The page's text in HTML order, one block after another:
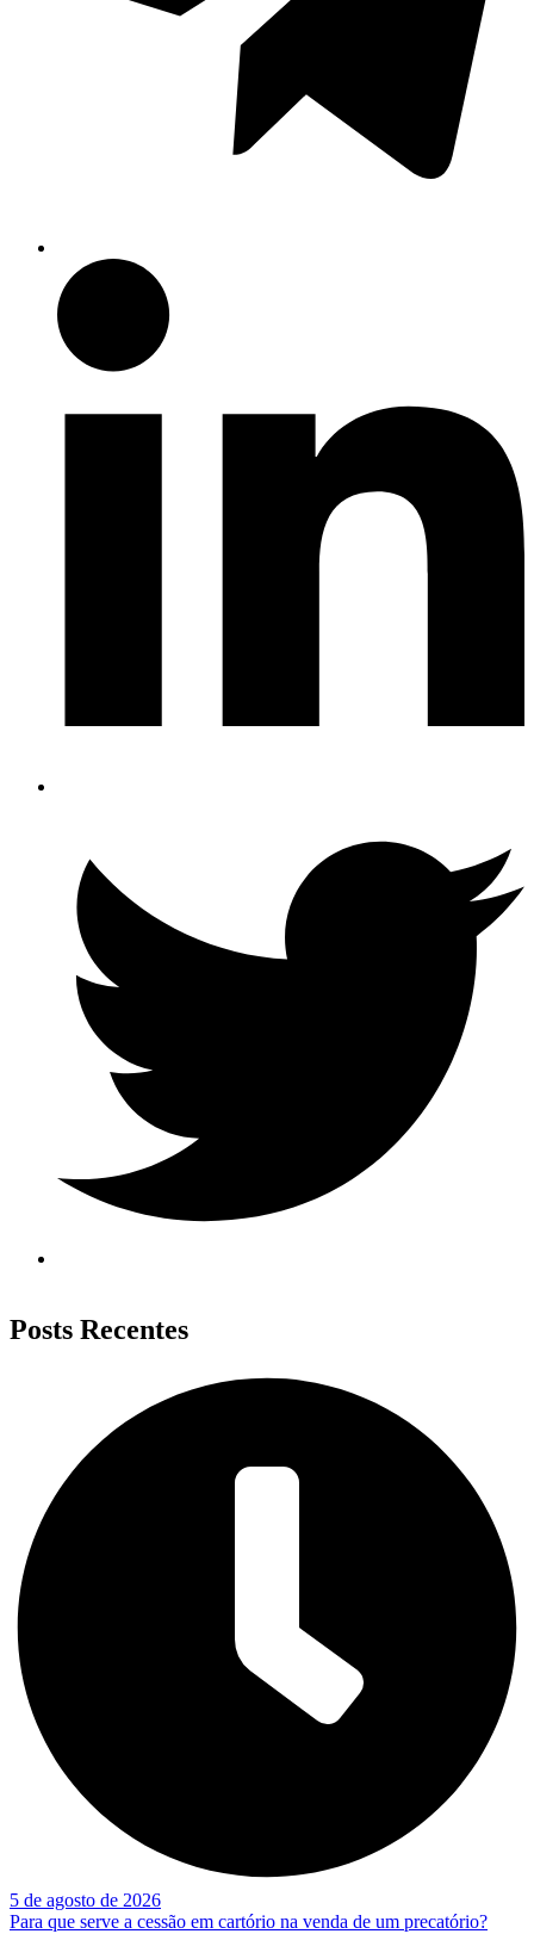
Posts Recentes
5 de agosto de 2026
Para que serve a cessão em cartório na venda de um precatório?